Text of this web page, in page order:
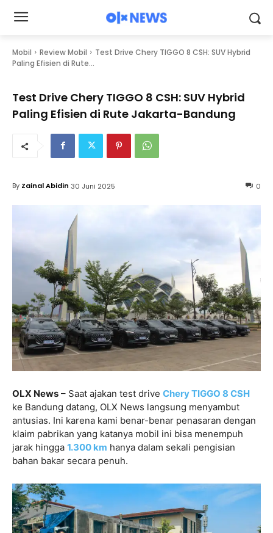
Mobil Review Mobil
Test Drive Chery TIGGO 8 CSH: SUV Hybrid
Paling Efisien di Rute...
Test Drive Chery TIGGO 8 CSH: SUV Hybrid
Paling Efisien di Rute Jakarta-Bandung
0
By Zainal Abidin 30 Juni 2025
OLX News – Saat ajakan test drive Chery TIGGO 8 CSH
ke Bandung datang, OLX News langsung menyambut
antusias. Ini karena kami benar-benar penasaran dengan
klaim pabrikan yang katanya mobil ini bisa menempuh
jarak hingga 1.300 km hanya dalam sekali pengisian
bahan bakar secara penuh.